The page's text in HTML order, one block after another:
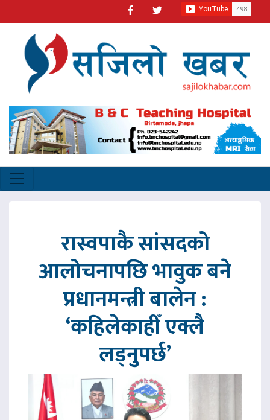
रास्वपाकै सांसदको
आलोचनापछि भावुक बने
प्रधानमन्त्री बालेन :
‘कहिलेकाहीँ एक्लै
लड्नुपर्छ’